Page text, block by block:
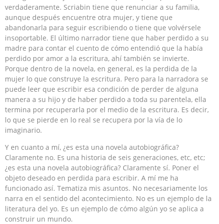
verdaderamente. Scriabin tiene que renunciar a su familia,
aunque después encuentre otra mujer, y tiene que
abandonarla para seguir escribiendo o tiene que volvérsele
insoportable. El último narrador tiene que haber perdido a su
madre para contar el cuento de cómo entendió que la había
perdido por amor a la escritura, ahí también se invierte.
Porque dentro de la novela, en general, es la perdida de la
mujer lo que construye la escritura. Pero para la narradora se
puede leer que escribir esa condición de perder de alguna
manera a su hijo y de haber perdido a toda su parentela, ella
termina por recuperarla por el medio de la escritura. Es decir,
lo que se pierde en lo real se recupera por la vía de lo
imaginario.
Y en cuanto a mí, ¿es esta una novela autobiográfica?
Claramente no. Es una historia de seis generaciones, etc, etc;
¿es esta una novela autobiográfica? Claramente sí. Poner el
objeto deseado en perdida para escribir. A mí me ha
funcionado así. Tematiza mis asuntos. No necesariamente los
narra en el sentido del acontecimiento. No es un ejemplo de la
literatura del yo. Es un ejemplo de cómo algún yo se aplica a
construir un mundo.